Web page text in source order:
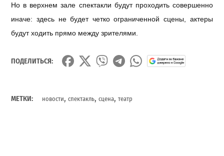
Но в верхнем зале спектакли будут проходить совершенно
иначе: здесь не будет четко ограниченной сцены, актеры
будут ходить прямо между зрителями.
ПОДЕЛИТЬСЯ:
МЕТКИ: новости,спектакль,сцена,театр